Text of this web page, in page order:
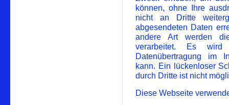
können, ohne Ihre
nicht an Dritte
abgesendeten Daten
andere Art werden
verarbeitet. Es
Datenübertragung im
kann. Ein lückenloser
durch Dritte ist nicht
Diese Webseite